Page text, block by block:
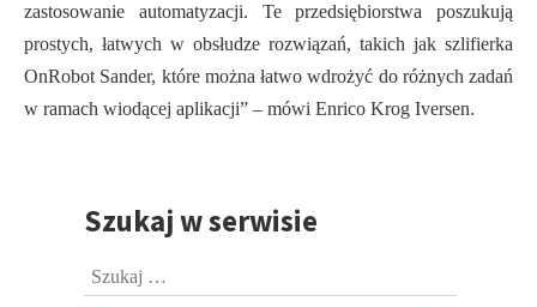
zastosowanie automatyzacji. Te przedsiębiorstwa poszukują
prostych, łatwych w obsłudze rozwiązań, takich jak szlifierka
OnRobot Sander, które można łatwo wdrożyć do różnych zadań
w ramach wiodącej aplikacji” – mówi Enrico Krog Iversen.
PrzejdźSzukaj w serwisie
Szukaj: